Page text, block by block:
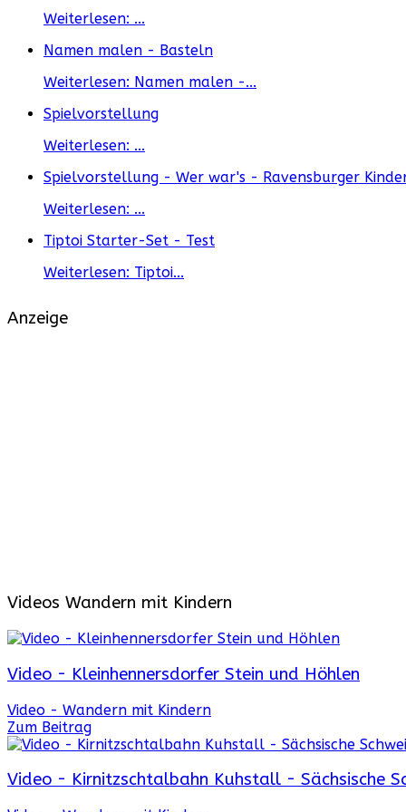
Weiterlesen: ...
Namen malen - Basteln
Weiterlesen: Namen malen -...
Spielvorstellung
Weiterlesen: ...
Spielvorstellung - Wer war's - Ravensburger
Weiterlesen: ...
Tiptoi Starter-Set - Test
Weiterlesen: Tiptoi...
Anzeige
Videos Wandern mit Kindern
Video - Kleinhennersdorfer Stein und Höhlen
Video - Wandern mit Kindern
Zum Beitrag
Video - Kirnitzschtalbahn Kuhstall - Sächsische